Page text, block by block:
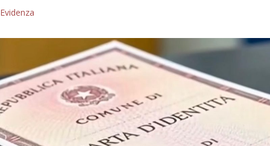
Evidenza